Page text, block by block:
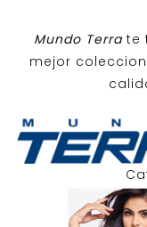
Mundo Terra te
mejor